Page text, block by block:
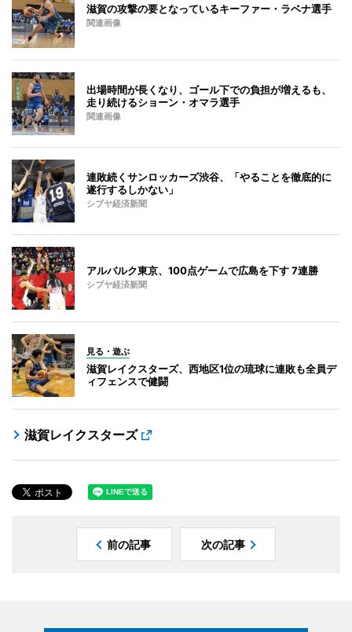
滋賀の攻撃の要となっているキーファー・ラベナ選手
関連画像
出場時間が長くなり、ゴール下での負担が増えるも、
走り続けるショーン・オマラ選手
関連画像
連敗続くサンロッカーズ渋谷、「やることを徹底的に
遂行するしかない」
シブヤ経済新聞
アルバルク東京、100点ゲームで広島を下す 7連勝
シブヤ経済新聞
見る・遊ぶ
滋賀レイクスターズ、西地区1位の琉球に連敗も全員デ
ィフェンスで健闘
滋賀レイクスターズ
前の記事 次の記事